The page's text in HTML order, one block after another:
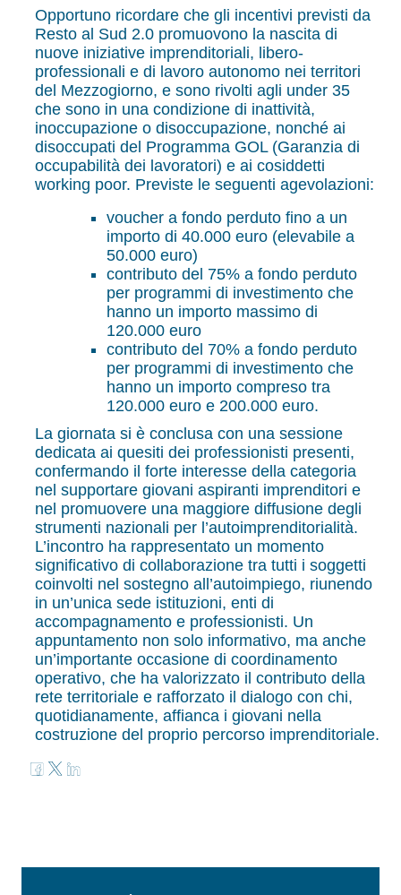
Opportuno ricordare che gli incentivi previsti da
Resto al Sud 2.0 promuovono la nascita di
nuove iniziative imprenditoriali, libero-
professionali e di lavoro autonomo nei territori
del Mezzogiorno, e sono rivolti agli under 35
che sono in una condizione di inattività,
inoccupazione o disoccupazione, nonché ai
disoccupati del Programma GOL (Garanzia di
occupabilità dei lavoratori) e ai cosiddetti
working poor. Previste le seguenti agevolazioni:
voucher a fondo perduto fino a un
importo di 40.000 euro (elevabile a
50.000 euro)
contributo del 75% a fondo perduto
per programmi di investimento che
hanno un importo massimo di
120.000 euro
contributo del 70% a fondo perduto
per programmi di investimento che
hanno un importo compreso tra
120.000 euro e 200.000 euro.
La giornata si è conclusa con una sessione
dedicata ai quesiti dei professionisti presenti,
confermando il forte interesse della categoria
nel supportare giovani aspiranti imprenditori e
nel promuovere una maggiore diffusione degli
strumenti nazionali per l’autoimprenditorialità.
L’incontro ha rappresentato un momento
significativo di collaborazione tra tutti i soggetti
coinvolti nel sostegno all’autoimpiego, riunendo
in un’unica sede istituzioni, enti di
accompagnamento e professionisti. Un
appuntamento non solo informativo, ma anche
un’importante occasione di coordinamento
operativo, che ha valorizzato il contributo della
rete territoriale e rafforzato il dialogo con chi,
quotidianamente, affianca i giovani nella
costruzione del proprio percorso imprenditoriale.